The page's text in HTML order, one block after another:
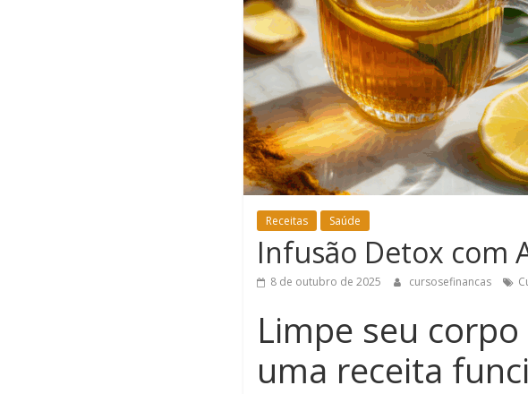
Receitas Saúde
Infusão Detox com
8 de outubro de 2025 cursosefinancas
Limpe seu
uma receita